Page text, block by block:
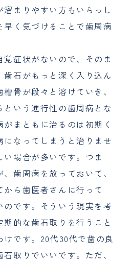
まりやすい方もいらっし
く気づけることで歯周病
症状がないので、そのま
歯石がもっと深く入り込ん
骨が段々と溶けていき、
いう進行性の歯周病とな
まともに治るのは初期く
になってしまうと治りませ
場合が多いです。つま
歯周病を放っておいて、
ら歯医者さんに行って
のです。そういう現実を考
的な歯石取りを行うこと
です。20代30代で歯の良
取りでいいです。ただ、